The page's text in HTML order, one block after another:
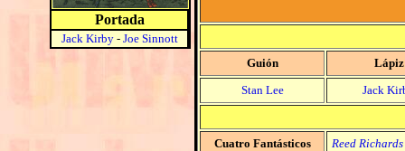
Portada
Jack Kirby- Joe Sinnott
Guión
Lápiz
Stan Lee
Jack
Cuatro Fantásticos Reed Richards